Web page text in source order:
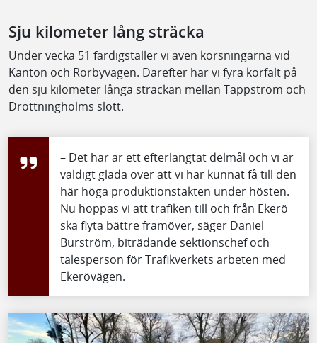
Sju kilometer lång sträcka
Under vecka 51 färdigställer vi även korsningarna vid
Kanton och Rörbyvägen. Därefter har vi fyra körfält på
den sju kilometer långa sträckan mellan Tappström och
Drottningholms slott.
– Det här är ett efterlängtat delmål och vi är
väldigt glada över att vi har kunnat få till den
här höga produktionstakten under hösten.
Nu hoppas vi att trafiken till och från Ekerö
ska flyta bättre framöver, säger Daniel
Burström, biträdande sektionschef och
talesperson för Trafikverkets arbeten med
Ekerövägen.